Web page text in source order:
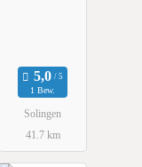
1 Bew.
Solingen
41.7 km